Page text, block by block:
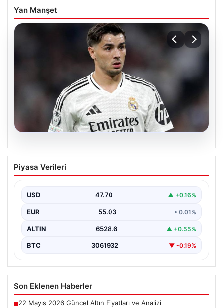
Yan Manşet
05.08.2026
Beşiktaş’ın sağ kanat arayışında
İspanya rotası: Real Madrid’den sürpriz
Muhammed Salah için sürdürülen görüşmelerin son
alternatif çözümlere hız…
Piyasa Verileri
USD 47.70 ▲ +0.16%
EUR 55.03 • 0.01%
ALTIN 6528.6 ▲ +0.55%
BTC 3061932 ▼ -0.19%
Son Eklenen Haberler
■22 Mayıs 2026 Güncel Altın Fiyatları ve Analizi